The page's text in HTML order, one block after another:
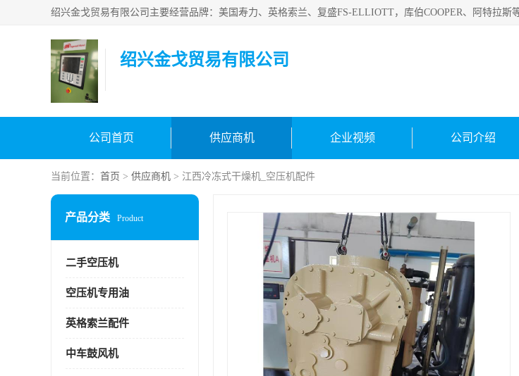
绍兴金戈贸易有限公司
公司首页 供应商机 企业视频 公司介绍
当前位置： 首页 > 供应商机 > 江西冷冻式干燥机_空压机配件
产品分类 Product
二手空压机
空压机专用油
英格索兰配件
中车鼓风机